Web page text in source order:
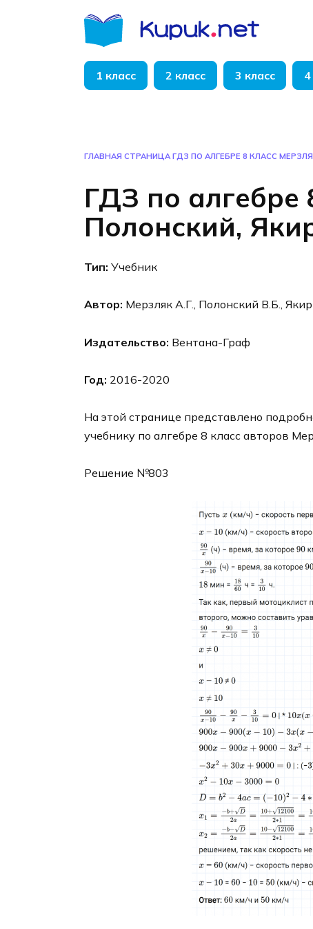
1 класс 2 класс 3 класс 4
ГЛАВНАЯ СТРАНИЦА ГДЗ ПО АЛГЕБРЕ 8 КЛАСС
ГДЗ по алгебре
Полонский,
Тип: Учебник
Автор: Мерзляк А.Г., Полонский В.Б.,
Издательство: Вентана-Граф
Год: 2016-2020
На этой странице представлено
учебнику по алгебре 8 класс авторов
Решение №803